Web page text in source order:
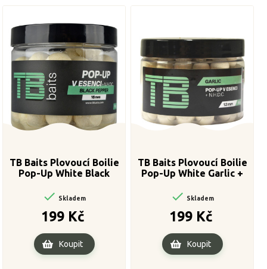
TB Baits Plovoucí Boilie
Pop-Up White Black
mm
 Skladem
199 Kč
Koupit
TB Baits Plovoucí Boilie
Pop-Up White Garlic +
 Skladem
199 Kč
Koupit